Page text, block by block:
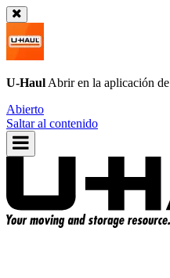
U-Haul Abrir en la aplicación de
Abierto
Saltar al contenido